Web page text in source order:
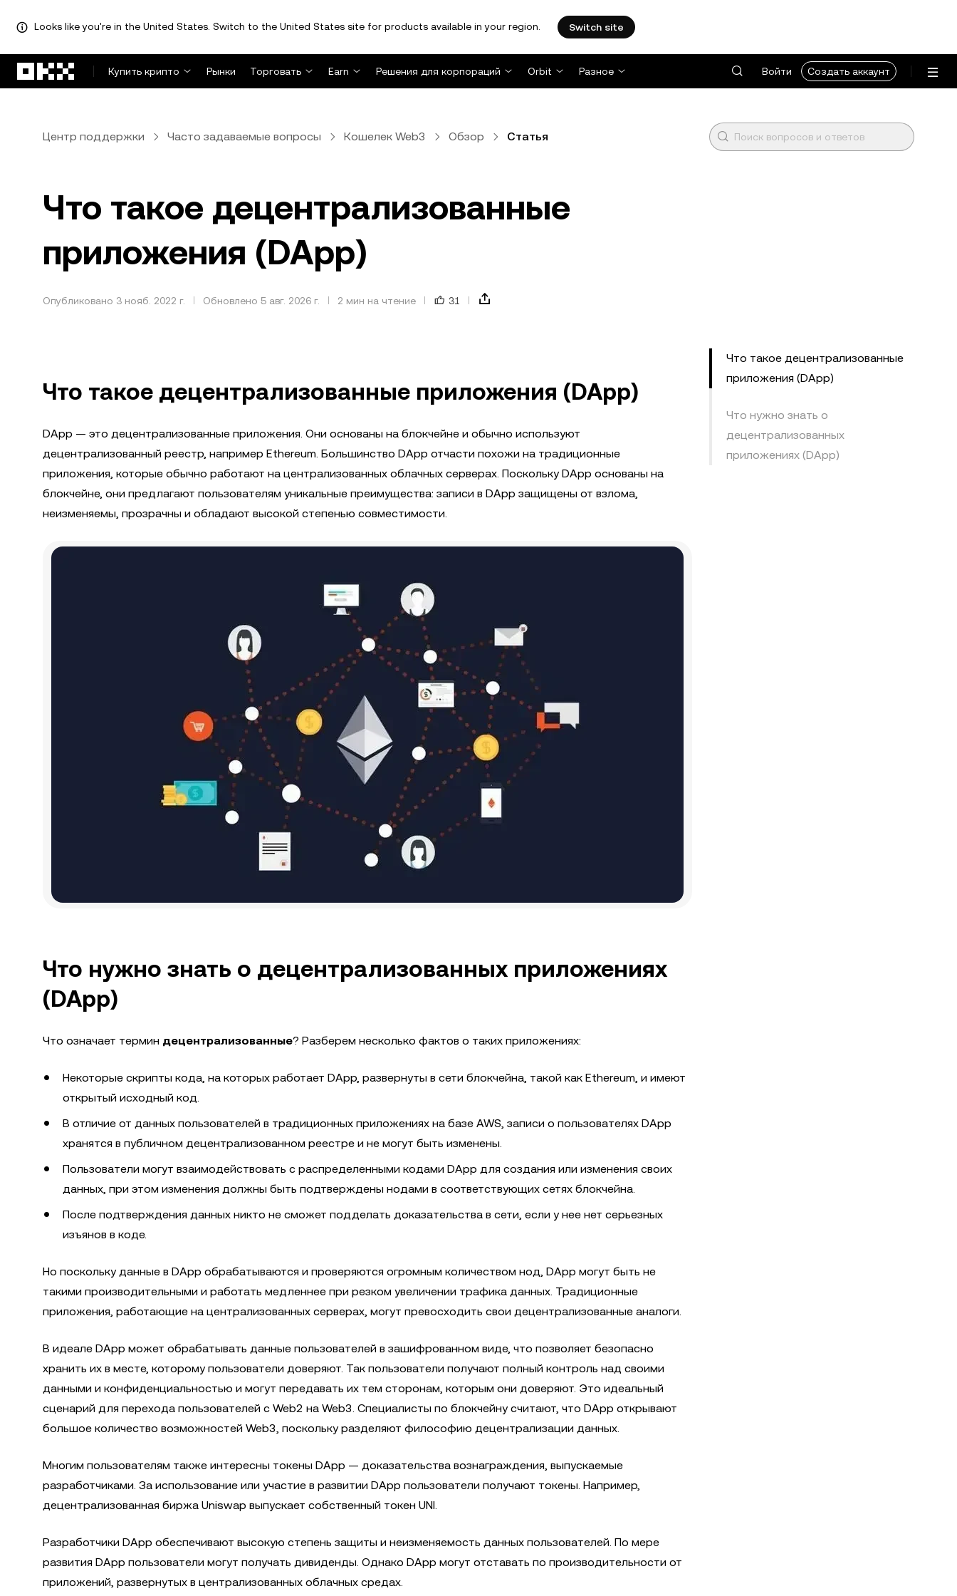
Looks like you're in the United States. Switch to the United States site for products available in your region. Switch site
Купить крипто
Рынки Торговать Earn Решения для корпораций Orbit Разное Войти Создать аккаунт
Центр поддержки Часто задаваемые вопросы Кошелек Web3 Обзор Статья
Что такое децентрализованные
приложения (DApp)
Опубликовано 3 нояб. 2022 г. Обновлено 5 авг. 2026 г. 2 мин на чтение 31
Что такое децентрализованные приложения (DApp)
DApp — это децентрализованные приложения. Они основаны на блокчейне и обычно используют
децентрализованный реестр, например Ethereum. Большинство DApp отчасти похожи на традиционные
приложения, которые обычно работают на централизованных облачных серверах. Поскольку DApp основаны на
блокчейне, они предлагают пользователям уникальные преимущества: записи в DApp защищены от взлома,
неизменяемы, прозрачны и обладают высокой степенью совместимости.
Что нужно знать о децентрализованных приложениях
(DApp)
Что означает термин децентрализованные? Разберем несколько фактов о таких приложениях:
Некоторые скрипты кода, на которых работает DApp, развернуты в сети блокчейна, такой как Ethereum, и имеют
открытый исходный код.
В отличие от данных пользователей в традиционных приложениях на базе AWS, записи о пользователях DApp
хранятся в публичном децентрализованном реестре и не могут быть изменены.
Пользователи могут взаимодействовать с распределенными кодами DApp для создания или изменения своих
данных, при этом изменения должны быть подтверждены нодами в соответствующих сетях блокчейна.
После подтверждения данных никто не сможет подделать доказательства в сети, если у нее нет серьезных
изъянов в коде.
Но поскольку данные в DApp обрабатываются и проверяются огромным количеством нод, DApp могут быть не
такими производительными и работать медленнее при резком увеличении трафика данных. Традиционные
приложения, работающие на централизованных серверах, могут превосходить свои децентрализованные аналоги.
В идеале DApp может обрабатывать данные пользователей в зашифрованном виде, что позволяет безопасно
хранить их в месте, которому пользователи доверяют. Так пользователи получают полный контроль над своими
данными и конфиденциальностью и могут передавать их тем сторонам, которым они доверяют. Это идеальный
сценарий для перехода пользователей с Web2 на Web3. Специалисты по блокчейну считают, что DApp открывают
большое количество возможностей Web3, поскольку разделяют философию децентрализации данных.
Многим пользователям также интересны токены DApp — доказательства вознаграждения, выпускаемые
разработчиками. За использование или участие в развитии DApp пользователи получают токены. Например,
децентрализованная биржа Uniswap выпускает собственный токен UNI.
Разработчики DApp обеспечивают высокую степень защиты и неизменяемость данных пользователей. По мере
развития DApp пользователи могут получать дивиденды. Однако DApp могут отставать по производительности от
приложений, развернутых в централизованных облачных средах.
Что такое децентрализованные
приложения (DApp)
Что нужно знать о
децентрализованных
приложениях (DApp)